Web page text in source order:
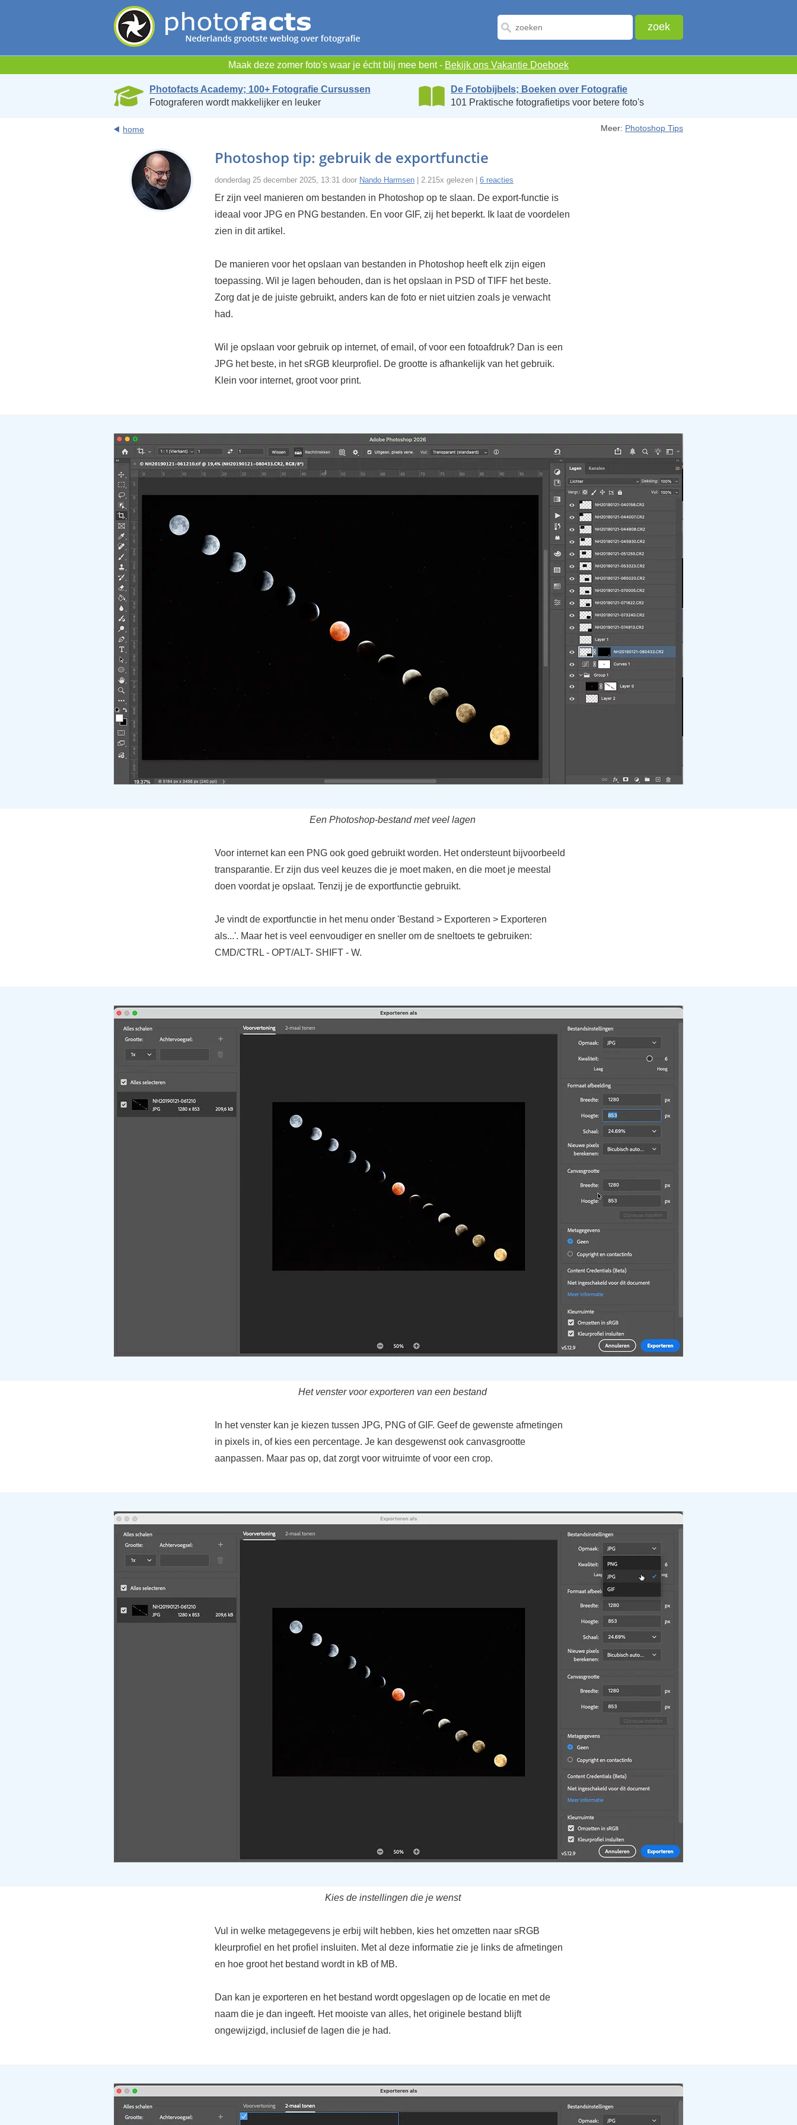
Maak deze zomer foto's waar je écht blij mee bent - Bekijk ons Vakantie Doeboek
Photofacts Academy; 100+ Fotografie Cursussen
Fotograferen wordt makkelijker en leuker
De Fotobijbels; Boeken over Fotografie
101 Praktische fotografietips voor betere foto's
home Meer: Photoshop Tips
Photoshop tip: gebruik de exportfunctie
donderdag 25 december 2025, 13:31 door Nando Harmsen | 2.215x gelezen | 6 reacties
Er zijn veel manieren om bestanden in Photoshop op te slaan. De export-functie is
ideaal voor JPG en PNG bestanden. En voor GIF, zij het beperkt. Ik laat de voordelen
zien in dit artikel.
De manieren voor het opslaan van bestanden in Photoshop heeft elk zijn eigen
toepassing. Wil je lagen behouden, dan is het opslaan in PSD of TIFF het beste.
Zorg dat je de juiste gebruikt, anders kan de foto er niet uitzien zoals je verwacht
had.
Wil je opslaan voor gebruik op internet, of email, of voor een fotoafdruk? Dan is een
JPG het beste, in het sRGB kleurprofiel. De grootte is afhankelijk van het gebruik.
Klein voor internet, groot voor print.
Een Photoshop-bestand met veel lagen
Voor internet kan een PNG ook goed gebruikt worden. Het ondersteunt bijvoorbeeld
transparantie. Er zijn dus veel keuzes die je moet maken, en die moet je meestal
doen voordat je opslaat. Tenzij je de exportfunctie gebruikt.
Je vindt de exportfunctie in het menu onder 'Bestand > Exporteren > Exporteren
als...'. Maar het is veel eenvoudiger en sneller om de sneltoets te gebruiken:
CMD/CTRL - OPT/ALT- SHIFT - W.
Het venster voor exporteren van een bestand
In het venster kan je kiezen tussen JPG, PNG of GIF. Geef de gewenste afmetingen
in pixels in, of kies een percentage. Je kan desgewenst ook canvasgrootte
aanpassen. Maar pas op, dat zorgt voor witruimte of voor een crop.
Kies de instellingen die je wenst
Vul in welke metagegevens je erbij wilt hebben, kies het omzetten naar sRGB
kleurprofiel en het profiel insluiten. Met al deze informatie zie je links de afmetingen
en hoe groot het bestand wordt in kB of MB.
Dan kan je exporteren en het bestand wordt opgeslagen op de locatie en met de
naam die je dan ingeeft. Het mooiste van alles, het originele bestand blijft
ongewijzigd, inclusief de lagen die je had.